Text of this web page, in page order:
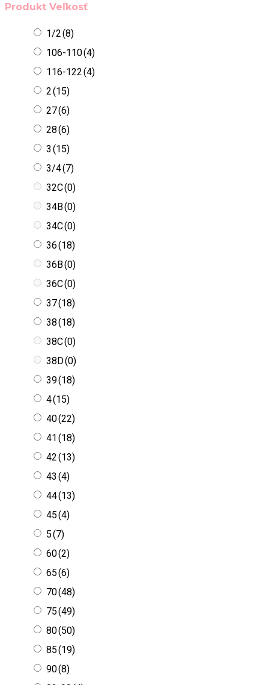
Produkt Veľkosť
1/2(8)
106-110(4)
116-122(4)
2(15)
27(6)
28(6)
3 (15)
3/4(7)
32C(0)
34B(0)
34C(0)
36(18)
36B(0)
36C(0)
37(18)
38(18)
38C(0)
38D(0)
39(18)
4(15)
40(22)
41 (18)
42(13)
43 (4)
44(13)
45(4)
5(7)
60(2)
65(6)
70(48)
75(49)
80(50)
85(19)
90(8)